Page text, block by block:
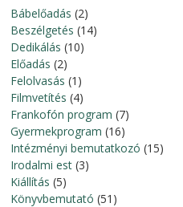
Bábelőadás (2)
Beszélgetés (14)
Dedikálás (10)
Előadás (2)
Felolvasás (1)
Filmvetítés (4)
Frankofón program (7)
Gyermekprogram (16)
Intézményi bemutatkozó (15)
Irodalmi est (3)
Kiállítás (5)
Könyvbemutató (51)